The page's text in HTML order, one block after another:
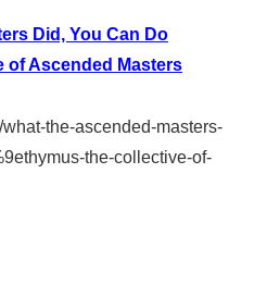
Did, You Can Do
of Ascended Masters
the-ascended-masters-
the-collective-of-